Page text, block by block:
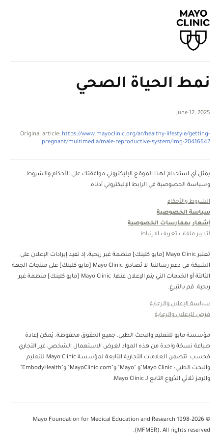
نمط الحياة الصحي
June 12, 2025
Original article: https://www.mayoclinic.org/ar/healthy-lifestyle/getting-
pregnant/multimedia/male-reproductive-system/img-20416642
يمثل أي استخدام لهذا الموقع الإليكتروني موافقتك على الأحكام والشروط
وسياسة الخصوصية في الرابط الإليكتروني أدناه.
الشروط والأحكام
سياسة الخصوصية
إشعار بممارسات الخصوصية
لتدبير ملفات تعريف الارتباط
تعتبر Mayo Clinic [مايو كلينك] منظمة غبر ربحية، إذ تفيد إيرادات الإعلان على
الشبكة في دعم رسالتنا. لا تُصادق Mayo Clinic [مايو كلينك] على منتجات الجهة
الثالثة أو الخدمات التي يتم الإعلان عنها. Mayo Clinic [مايو كلينك] منظمة غير
ربحية. قم بالتبرع.
سياسة الإعلان والرعاية
فرص للإعلان والرعاية
مؤسسة مايو للتعليم والبحث الطبي. جميع الحقوق محفوظة. يُمكن إعادة
طباعة نسخة واحدة من هذه المواد لغرض الاستعمال الشخصي غير التجاري
فحسب. تتضمن العلامات التجارية التابعة لمؤسسة Mayo Clinic للتعليم
والبحث الطبي: Mayo Clinic"و "Mayo" و"MayoClinic.com" و"EmbodyHealth"
والرمز ثلاثي الدُروع التابع لـ Mayo Clinic.
© 1998-2026 Mayo Foundation for Medical Education and Research
(MFMER). All rights reserved.